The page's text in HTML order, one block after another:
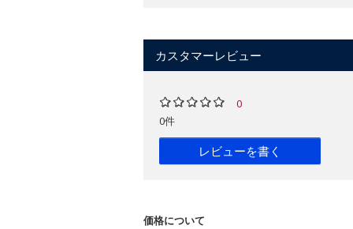
カスタマーレビュー
0
0件
レビューを書く
価格について